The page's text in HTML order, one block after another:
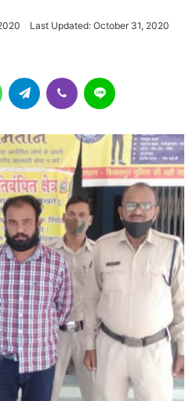
Last Updated: October 31, 2020
WhatsAppTelegram Viber